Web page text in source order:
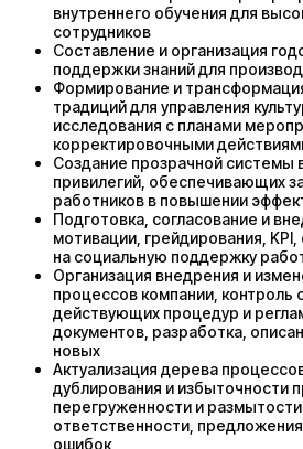
внутреннего обучения для
сотрудников
Составление и организация
поддержки знаний для
Формирование и
традиций для управления
исследования с планами
корректировочными
Создание прозрачной системы
привилегий, обеспечивающих
работников в повышении
Подготовка, согласование и
мотивации, грейдирования,
на социальную поддержку
Организация внедрения и
процессов компании, контроль
действующих процедур и
документов, разработка,
новых
Актуализация дерева
дублирования и избыточности
перегруженности и размытости
ответственности,
ошибок